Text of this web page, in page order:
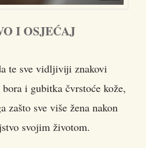
I OSJEĆAJ
te sve vidljiviji znakovi
i gubitka čvrstoće kože,
zašto sve više žena nakon
svojim životom.